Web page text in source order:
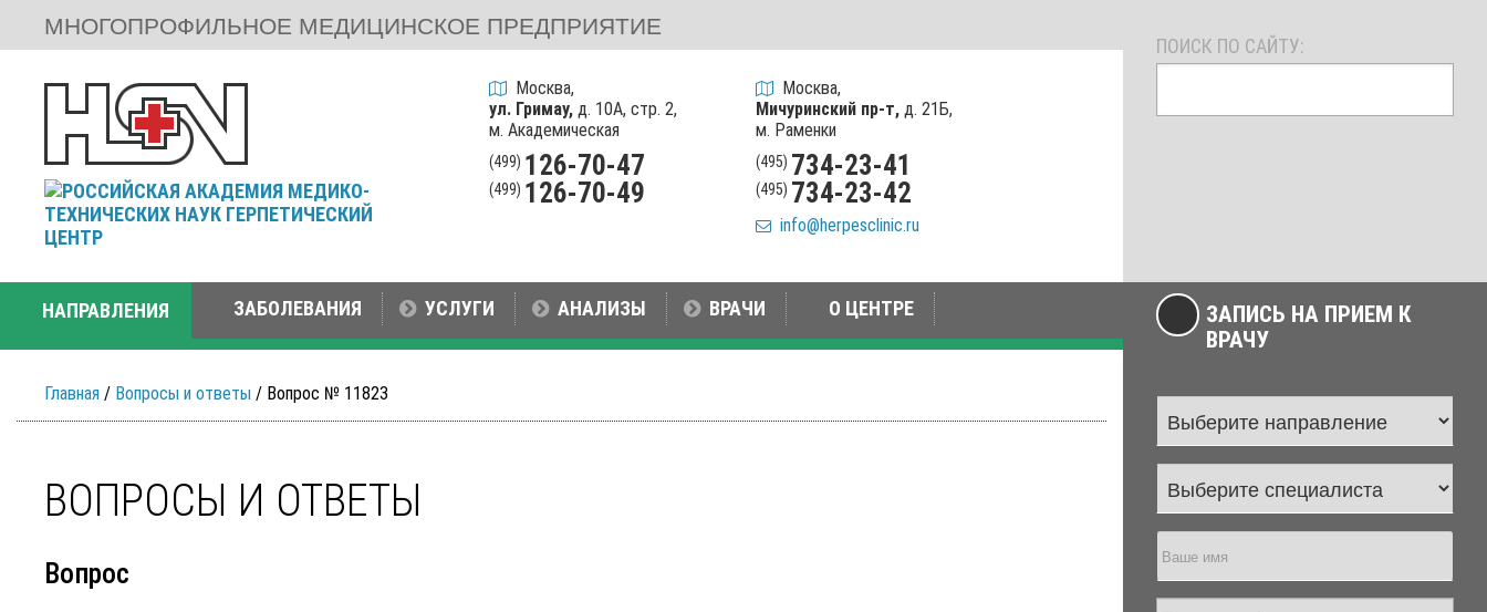
МНОГОПРОФИЛЬНОЕ МЕДИЦИНСКОЕ ПРЕДПРИЯТИЕ
Москва,
ул. Гримау,д. 10А, стр. 2,
м. Академическая
(499) 126-70-47
(499) 126-70-49
Москва,
Мичуринский пр-т, д. 21Б,
м. Раменки
(495) 734-23-41
(495) 734-23-42
info@herpesclinic.ru
ПОИСК ПО САЙТУ:
НАПРАВЛЕНИЯ ЗАБОЛЕВАНИЯ УСЛУГИ АНАЛИЗЫ ВРАЧИ О ЦЕНТРЕ
Главная / Вопросы и ответы / Вопрос № 11823
ВОПРОСЫ И ОТВЕТЫ
Вопрос
ЗАПИСЬ НА ПРИЕМ К
ВРАЧУ